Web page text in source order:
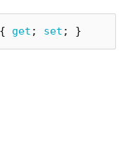
{ get ; set ; }